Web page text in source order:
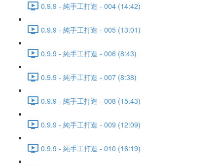
0.9.9 - 純手工打造 - 004 (14:42)
0.9.9 - 純手工打造 - 005 (13:01)
0.9.9 - 純手工打造 - 006 (8:43)
0.9.9 - 純手工打造 - 007 (8:38)
0.9.9 - 純手工打造 - 008 (15:43)
0.9.9 - 純手工打造 - 009 (12:09)
0.9.9 - 純手工打造 - 010 (16:19)